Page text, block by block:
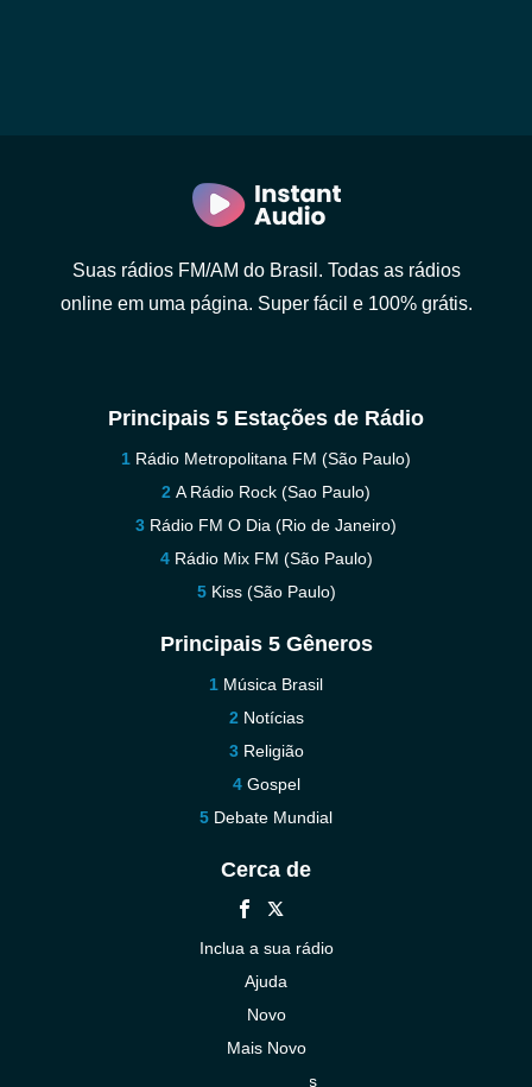
Suas rádios FM/AM do Brasil. Todas as rádios
online em uma página. Super fácil e 100% grátis.
Principais 5 Estações de Rádio
Rádio Metropolitana FM (São Paulo)
A Rádio Rock (Sao Paulo)
Rádio FM O Dia (Rio de Janeiro)
Rádio Mix FM (São Paulo)
Kiss (São Paulo)
Principais 5 Gêneros
Música Brasil
Notícias
Religião
Gospel
Debate Mundial
Cerca de
Inclua a sua rádio
Ajuda
Novo
Mais Novo
Contacte-nos